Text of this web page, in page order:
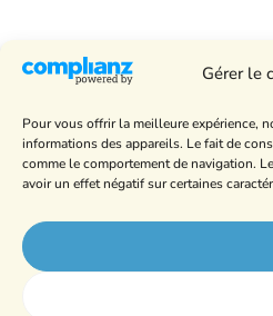
Gérer le
Pour vous offrir la meilleure expérience,
informations des appareils. Le fait de
comme le comportement de navigation.
avoir un effet négatif sur certaines